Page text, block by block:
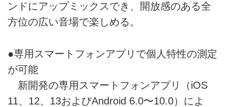
ンドにアップミックスでき、開放感のある全
方位の広い音場で楽しめる。
●専用スマートフォンアプリで個人特性の測定
が可能
新開発の専用スマートフォンアプリ（iOS
11、12、13およびAndroid 6.0〜10.0）によ